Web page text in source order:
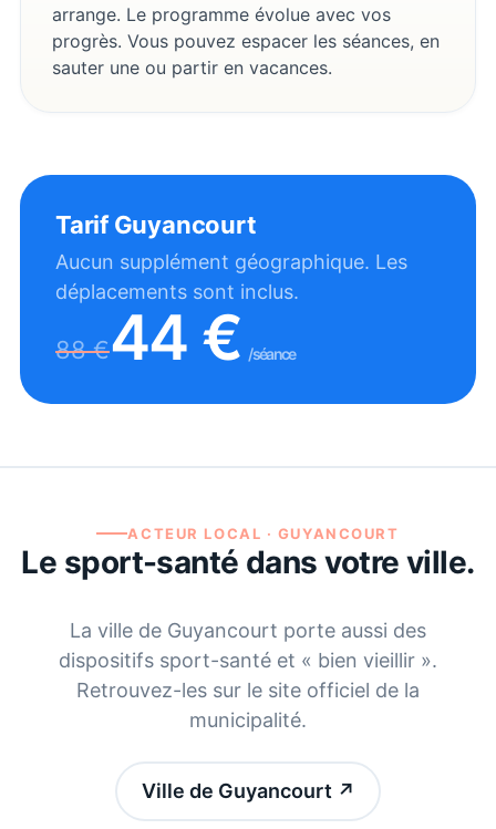
arrange. Le programme évolue avec vos
progrès. Vous pouvez espacer les séances, en
sauter une ou partir en vacances.
TarifGuyancourt
Aucun supplément géographique. Les
déplacements sont inclus.
88€44 € /séance
ACTEUR LOCAL · GUYANCOURT
Le sport-santé dans votre ville.
La ville de Guyancourt porte aussi des
dispositifs sport-santé et « bien vieillir ».
Retrouvez-les sur le site officiel de la
municipalité.
Ville de Guyancourt ↗